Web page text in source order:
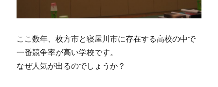
ここ数年、枚方市と寝屋川市に存在する高校の中で
一番競争率が高い学校です。
なぜ人気が出るのでしょうか？